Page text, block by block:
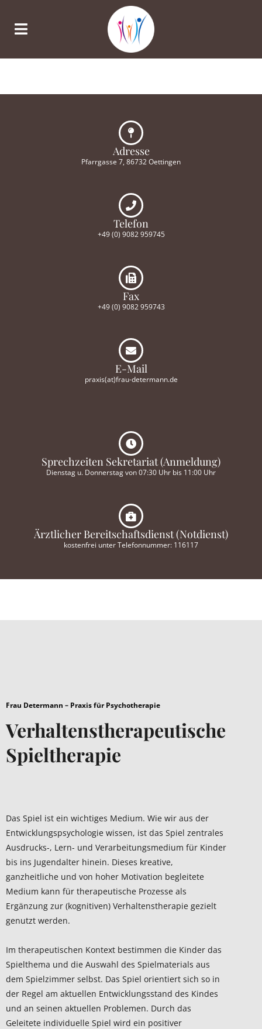
Adresse
Pfarrgasse 7, 86732 Oettingen
Telefon
+49 (0) 9082 959745
Fax
+49 (0) 9082 959743
E-Mail
praxis(at)frau-determann.de
Sprechzeiten Sekretariat (Anmeldung)
Dienstag u. Donnerstag von 07:30 Uhr bis 11:00 Uhr
Ärztlicher Bereitschaftsdienst (Notdienst)
kostenfrei unter Telefonnummer: 116117
Frau Determann – Praxis für Psychotherapie
Verhaltenstherapeutische
Spieltherapie
Das Spiel ist ein wichtiges Medium. Wie wir aus der
Entwicklungspsychologie wissen, ist das Spiel zentrales
Ausdrucks-, Lern- und Verarbeitungsmedium für Kinder
bis ins Jugendalter hinein. Dieses kreative,
ganzheitliche und von hoher Motivation begleitete
Medium kann für therapeutische Prozesse als
Ergänzung zur (kognitiven) Verhaltenstherapie gezielt
genutzt werden.
Im therapeutischen Kontext bestimmen die Kinder das
Spielthema und die Auswahl des Spielmaterials aus
dem Spielzimmer selbst. Das Spiel orientiert sich so in
der Regel am aktuellen Entwicklungsstand des Kindes
und an seinen aktuellen Problemen. Durch das
Geleitete individuelle Spiel wird ein positiver